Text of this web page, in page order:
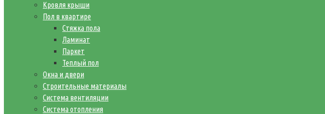
Кровля крыши
Пол в квартире
Стяжка пола
Ламинат
Паркет
Теплый пол
Окна и двери
Строительные материалы
Система вентиляции
Система отопления